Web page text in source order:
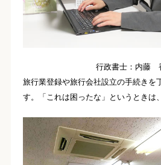
行政書士：内藤
旅行業登録や旅行会社設立の手続きを
す。「これは困ったな」というときは